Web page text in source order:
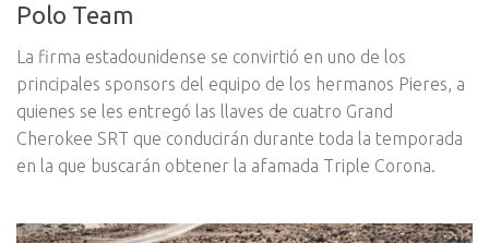
Polo Team
La firma estadounidense se convirtió en uno de los
principales sponsors del equipo de los hermanos Pieres, a
quienes se les entregó las llaves de cuatro Grand
Cherokee SRT que conducirán durante toda la temporada
en la que buscarán obtener la afamada Triple Corona.